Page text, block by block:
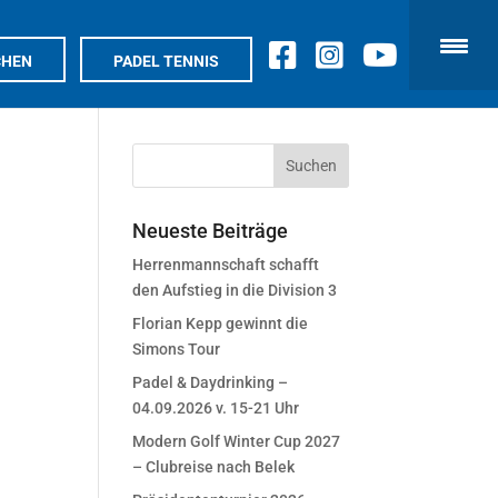
PADEL TENNIS
Neueste Beiträge
Herrenmannschaft schafft
den Aufstieg in die Division 3
Florian Kepp gewinnt die
Simons Tour
Padel & Daydrinking –
04.09.2026 v. 15-21 Uhr
Modern Golf Winter Cup 2027
– Clubreise nach Belek